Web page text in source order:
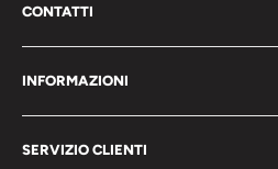
CONTATTI
Work Shop s.r.l. via varese 160 -
Italia
INFORMAZIONI
Blog
SERVIZIO CLIENTI